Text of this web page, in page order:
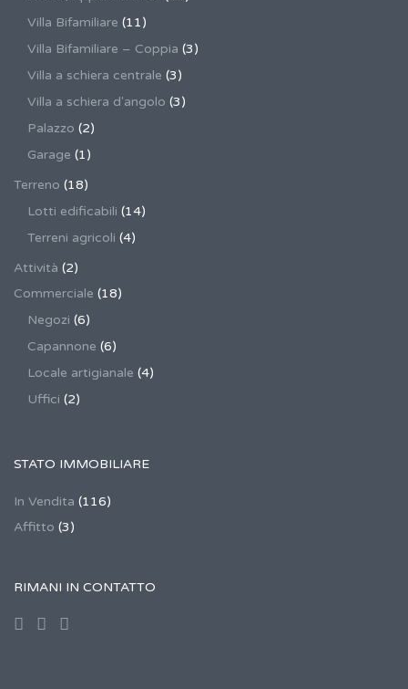
Villa Bifamiliare (11)
Villa Bifamiliare – Coppia (3)
Villa a schiera centrale (3)
Villa a schiera d'angolo (3)
Palazzo (2)
Garage (1)
Terreno (18)
Lotti edificabili (14)
Terreni agricoli (4)
Attività (2)
Commerciale (18)
Negozi (6)
Capannone (6)
Locale artigianale (4)
Uffici (2)
STATO IMMOBILIARE
In Vendita (116)
Affitto (3)
RIMANI IN CONTATTO